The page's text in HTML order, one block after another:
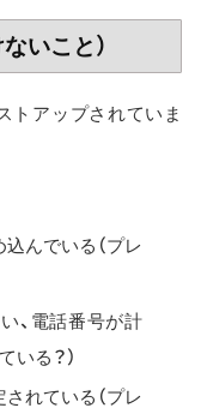
いこと）
トアップされていま
んでいる（プレ
、電話番号が計
いる？）
れている（プレ